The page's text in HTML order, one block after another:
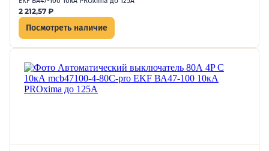
2 212,57 ₽
Посмотреть наличие